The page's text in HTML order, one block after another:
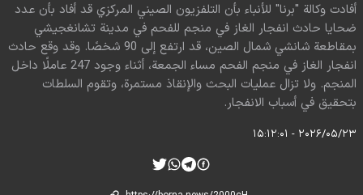
أفادت وكالة "برنا" للأنباء بأن التلفزيون الصيني المركزي قد أفاد بأن عدد
ضحايا حادث انفجار الغاز في منجم للفحم في مدينة تشانغجيشي
بمقاطعة شانشي شمال الصين، قد ارتفع إلى 90 شخصًا. وقد وقع حادث
انفجار الغاز في منجم الفحم مساء الجمعة، أثناء وجود 247 عاملًا داخل
المنجم. ولا تزال عمليات البحث والإنقاذ مستمرة، وتقوم السلطات
بتحقيق في أسباب الانفجار.
۲۰۲۶/۰۵/۲۳ - ۱۵:۱۲:۰۱